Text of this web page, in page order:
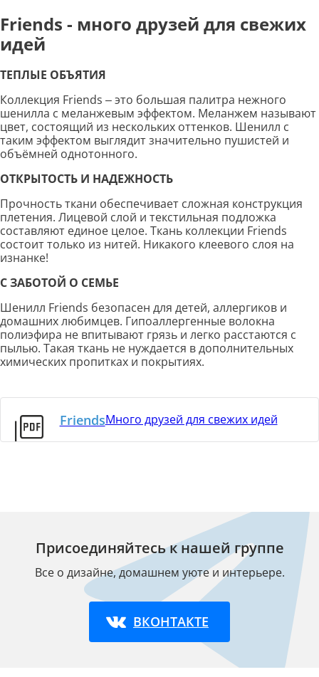
Friends - много друзей для свежих
идей
ТЕПЛЫЕ ОБЪЯТИЯ
Коллекция Friends – это большая палитра нежного
шенилла с меланжевым эффектом. Меланжем называют
цвет, состоящий из нескольких оттенков. Шенилл с
таким эффектом выглядит значительно пушистей и
объёмней однотонного.
ОТКРЫТОСТЬ И НАДЕЖНОСТЬ
Прочность ткани обеспечивает сложная конструкция
плетения. Лицевой слой и текстильная подложка
составляют единое целое. Ткань коллекции Friends
состоит только из нитей. Никакого клеевого слоя на
изнанке!
С ЗАБОТОЙ О СЕМЬЕ
Шенилл Friends безопасен для детей, аллергиков и
домашних любимцев. Гипоаллергенные волокна
полиэфира не впитывают грязь и легко расстаются с
пылью. Такая ткань не нуждается в дополнительных
химических пропитках и покрытиях.
FriendsМного друзей для свежих идей
Присоединяйтесь к нашей группе
Все о дизайне, домашнем уюте и интерьере.
ВКОНТАКТЕ